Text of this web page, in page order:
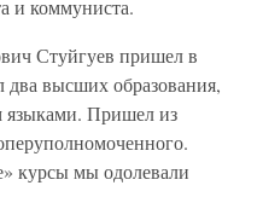
и коммуниста.
Стуйгуев пришел в
два высших образования,
языками. Пришел из
курсы мы одолевали